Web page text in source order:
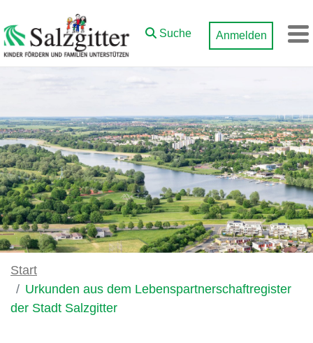
Zum Hauptinhalt springen
Suche Anmelden
Start
Urkunden aus dem Lebenspartnerschaftregister
der Stadt Salzgitter